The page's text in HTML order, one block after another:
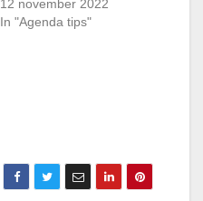
12 november 2022
In "Agenda tips"